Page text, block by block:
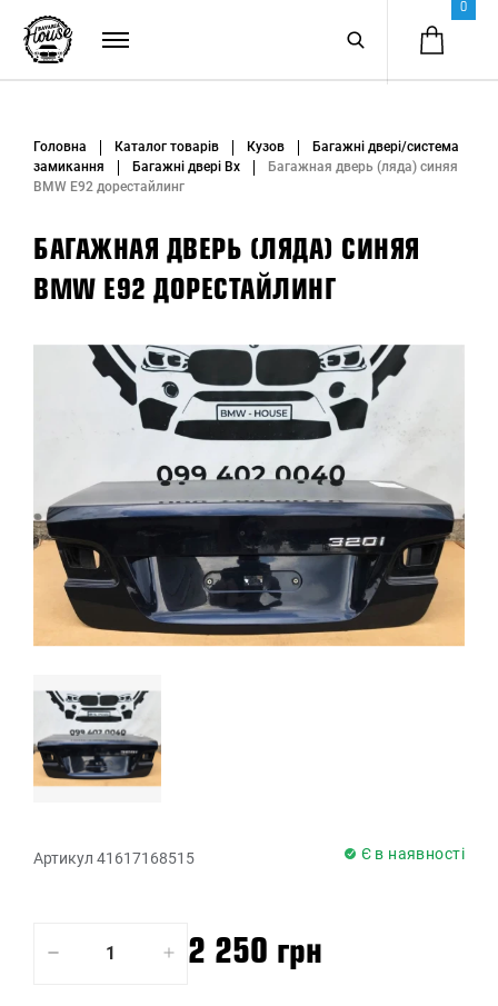
0
Головна Каталог товарів Кузов
Багажні двері/система
замикання
Багажні двері Вх
Багажная дверь (ляда) синяя
BMW E92 дорестайлинг
БАГАЖНАЯ ДВЕРЬ (ЛЯДА) СИНЯЯ
BMW E92 ДОРЕСТАЙЛИНГ
Артикул 41617168515 Є в наявності
2 250 грн